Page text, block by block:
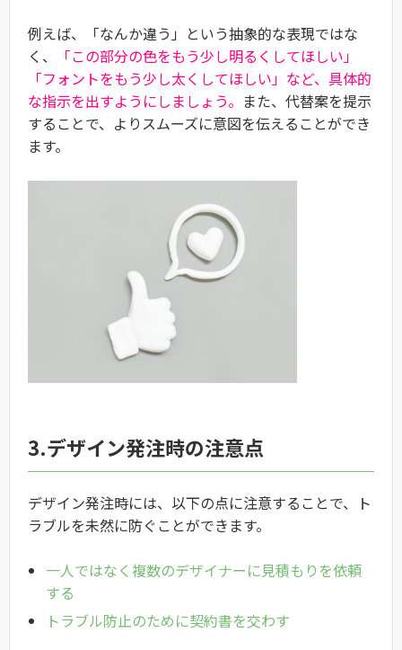
例えば、「なんか違う」という抽象的な表現ではな
く、
「この部分の色をもう少し明るくしてほしい」
「フォントをもう少し太くしてほしい」など、具体的
な指示を出すようにしましょう。 また、代替案を提示
することで、よりスムーズに意図を伝えることができ
ます。
3.デザイン発注時の注意点
デザイン発注時には、以下の点に注意することで、ト
ラブルを未然に防ぐことができます。
一人ではなく複数のデザイナーに見積もりを依頼
する
トラブル防止のために契約書を交わす